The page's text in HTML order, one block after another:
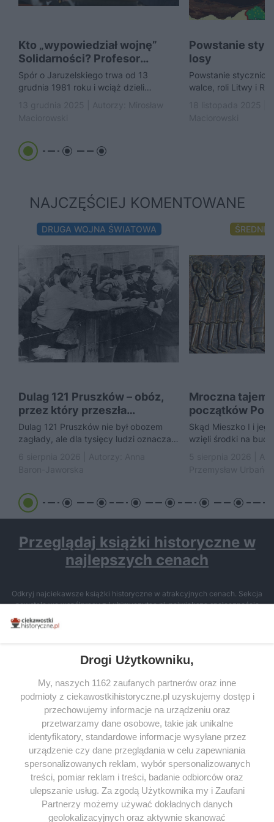
Kto „wypowiedział wojnę”
Solidarności? Profesor
Paczkowski o micie i faktach
wokół...
Spór o Jaruzelskiego trwa od 13
grudnia 1981 roku i wciąż dzieli
Powstanie
losy
Powstanie
walce, roli Litwy i
NAJCZĘŚCIEJ KOMENTOWANE
DRUGA WOJNA ŚWIATOWA
Dulag 121 Pruszków – obóz,
przez który przeszła
Warszawa
Dulag 121 Pruszków nie był obozem
zagłady, ale dla tysięcy ludzi oznaczał
Mroczna
początków
Piastowie
niewolnikami?
Skąd Mieszko I i
wzięli środki na
Przeglądaj książki historyczne w
najlepszych cenach
Odkryj najciekawsze książki historyczne w atrakcyjnych cenach. Sekcja
powstała we współpracy z Lubimyczytac.pl, największą społecznością
miłośników literatury w Polsce – dzięki temu możesz wybierać spośród
tytułów najwyżej ocenianych przez czytelników.
SERWIS
SPOŁECZNOŚĆ
WSPÓŁPRACA
KONTAKT
Drogi Użytkowniku,
My, naszych 1162 zaufanych partnerów oraz inne
podmioty z ciekawostkihistoryczne.pl uzyskujemy dostęp i
przechowujemy informacje na urządzeniu oraz
przetwarzamy dane osobowe, takie jak unikalne
identyfikatory, standardowe informacje wysyłane przez
urządzenie czy dane przeglądania w celu zapewniania
spersonalizowanych reklam, wybór spersonalizowanych
treści, pomiar reklam i treści, badanie odbiorców oraz
ulepszanie usług. Za zgodą Użytkownika my i Zaufani
Partnerzy możemy używać dokładnych danych
geolokalizacyjnych oraz aktywnie skanować